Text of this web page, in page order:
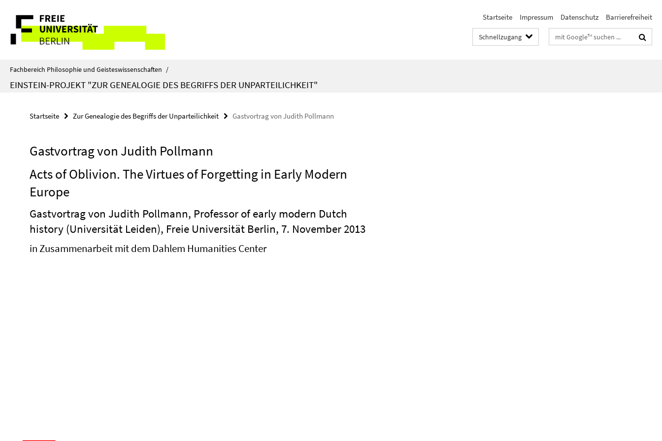
direkt
Inhalt
Service-
Navigation
Startseite Impressum Datenschutz Barrierefreiheit
Schnellzugang Suchbegriffe
Fachbereich Philosophie und Geisteswissenschaften /
EINSTEIN-PROJEKT "ZUR GENEALOGIE DES BEGRIFFS DER UNPARTEILICHKEIT"
Startseite Zur Genealogie des Begriffs der Unparteilichkeit Gastvortrag von Judith Pollmann
Gastvortrag von Judith Pollmann
Acts of Oblivion. The Virtues of Forgetting in Early Modern
Europe
Gastvortrag von Judith Pollmann, Professor of early modern Dutch
history (Universität Leiden), Freie Universität Berlin, 7. November 2013
in Zusammenarbeit mit dem Dahlem Humanities Center